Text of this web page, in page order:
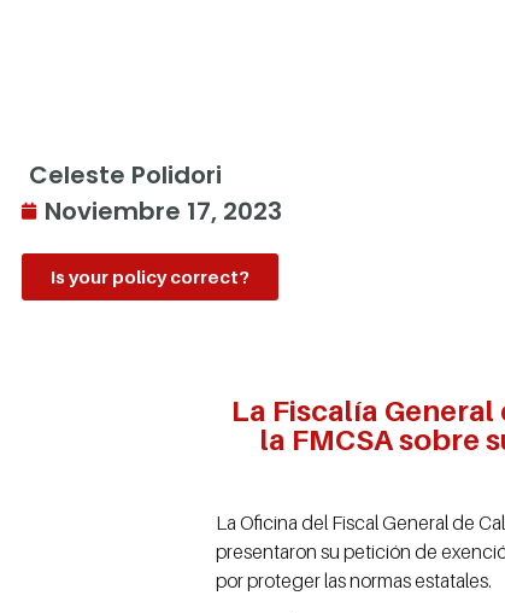
Celeste Polidori
Noviembre 17, 2023
Is your policy correct?
La Fiscalía
la FMCSA sobre
La Oficina del Fiscal General de
presentaron su petición de
por proteger las normas estatales.